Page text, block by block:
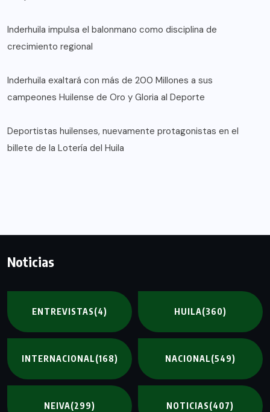
Inderhuila impulsa el balonmano como disciplina de
crecimiento regional
Inderhuila exaltará con más de 200 Millones a sus
campeones Huilense de Oro y Gloria al Deporte
Deportistas huilenses, nuevamente protagonistas en el
billete de la Lotería del Huila
Noticias
ENTREVISTAS(4) HUILA(360)
INTERNACIONAL(168) NACIONAL(549)
NEIVA(299) NOTICIAS(407)